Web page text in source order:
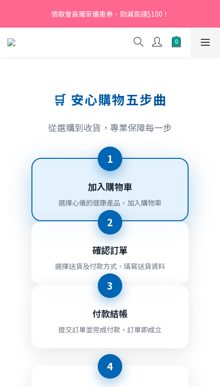
【新會員】即日起至2026月12月31日，首次下單輸入優惠碼
「NEW95」即可享95折
領取會員獨家優惠券，勁減高達$100！
【新會員】即日起至2026月12月31日，首次下單輸入優惠碼
「NEW95」即可享95折
🛒 安心購物五步曲
從選購到收貨，專業保障每一步
1
加入購物車
選擇心儀的健康產品，加入購物車
2
確認訂單
選擇送貨及付款方式，填寫送貨資料
3
付款結帳
提交訂單並完成付款，訂單即成立
4